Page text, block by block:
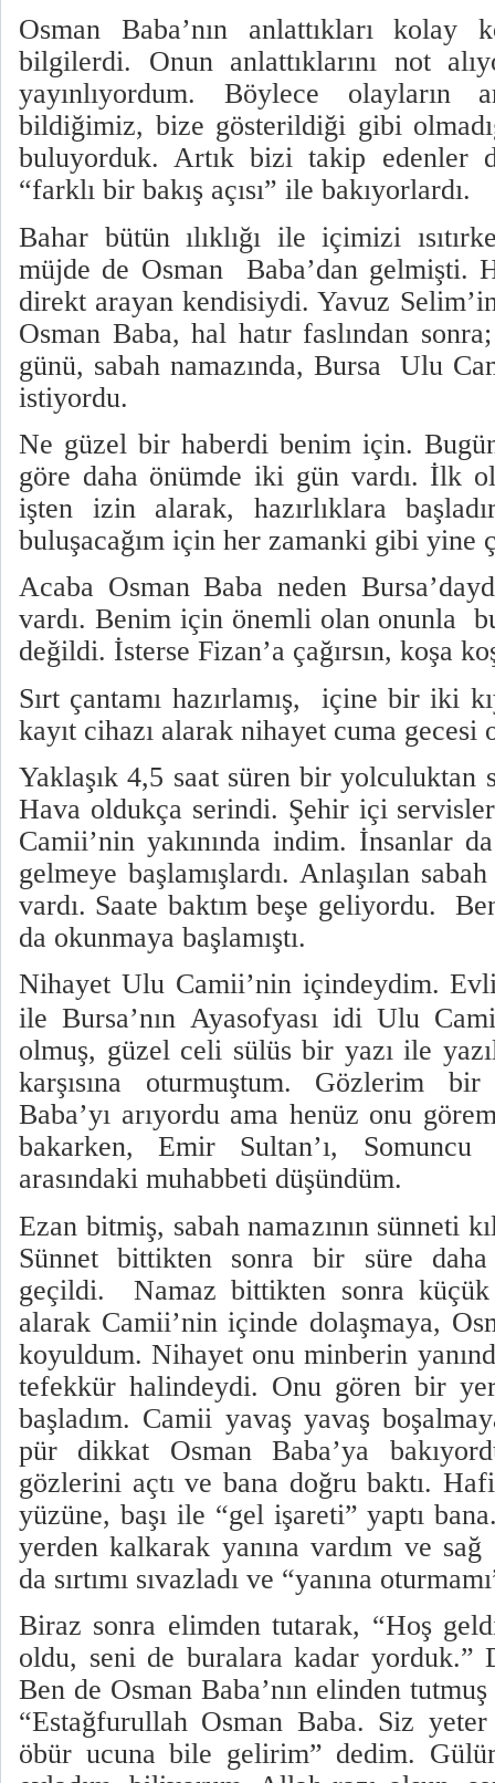
Osman Baba’nın anlattıkları kolay
bilgilerdi. Onun anlattıklarını not
yayınlıyordum. Böylece olayların
bildiğimiz, bize gösterildiği gibi
buluyorduk. Artık bizi takip edenler
“farklı bir bakış açısı” ile bakıyorlardı.
Bahar bütün ılıklığı ile içimizi
müjde de Osman
Baba’dan gelmişti.
direkt arayan kendisiydi. Yavuz
Osman Baba, hal hatır faslından
günü, sabah namazında, Bursa
Ulu
istiyordu.
Ne güzel bir haberdi benim için.
göre daha önümde iki gün vardı. İlk
işten izin alarak, hazırlıklara
buluşacağım için her zamanki gibi yine
Acaba Osman Baba neden
vardı. Benim için önemli olan onunla
değildi. İsterse Fizan’a çağırsın, koşa
Sırt çantamı hazırlamış,
içine bir iki
kayıt cihazı alarak nihayet cuma gecesi
Yaklaşık 4,5 saat süren bir yolculuktan
Hava oldukça serindi. Şehir içi
Camii’nin yakınında indim. İnsanlar
gelmeye başlamışlardı. Anlaşılan
vardı. Saate baktım beşe geliyordu.
da okunmaya başlamıştı.
Nihayet Ulu Camii’nin içindeydim.
ile Bursa’nın Ayasofyası idi Ulu
olmuş, güzel celi sülüs bir yazı ile
karşısına oturmuştum. Gözlerim
Baba’yı arıyordu ama henüz onu
bakarken, Emir Sultan’ı, Somuncu
arasındaki muhabbeti düşündüm.
Ezan bitmiş, sabah namazının sünneti
Sünnet bittikten sonra bir süre
geçildi.
Namaz bittikten sonra küçük
alarak Camii’nin içinde dolaşmaya,
koyuldum. Nihayet onu minberin
tefekkür halindeydi. Onu gören bir
başladım. Camii yavaş yavaş
pür dikkat Osman Baba’ya
gözlerini açtı ve bana doğru baktı.
yüzüne, başı ile “gel işareti” yaptı
yerden kalkarak yanına vardım ve
da sırtımı sıvazladı ve “yanına
Biraz sonra elimden tutarak, “Hoş
oldu, seni de buralara kadar yorduk.”
Ben de Osman Baba’nın elinden
“Estağfurullah Osman Baba. Siz yeter
öbür ucuna bile gelirim” dedim.